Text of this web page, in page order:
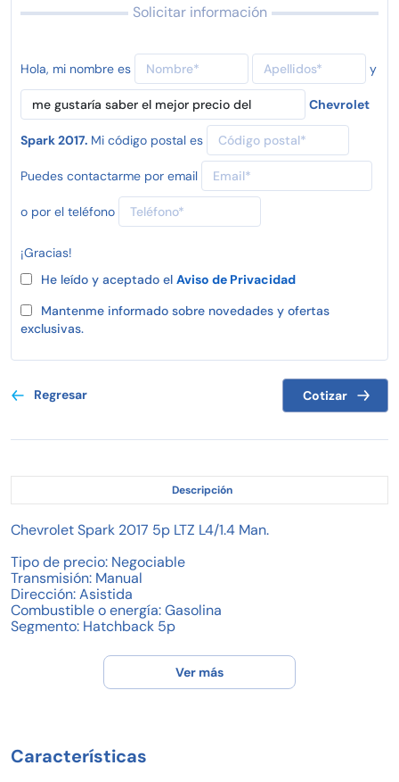
Solicitar información
Hola, mi nombre es y
Chevrolet
Spark 2017. Mi código postal es
Puedes contactarme por email
o por el teléfono
¡Gracias!
He leído y aceptado el Aviso de Privacidad
Mantenme informado sobre novedades y ofertas
exclusivas.
Regresar Cotizar
Descripción
Chevrolet Spark 2017 5p LTZ L4/1.4 Man.
Tipo de precio: Negociable
Transmisión: Manual
Dirección: Asistida
Combustible o energía: Gasolina
Segmento: Hatchback 5p
Color exterior: Rojo
Con aire acondicionado
Velocidades: 5
Ver más
Características